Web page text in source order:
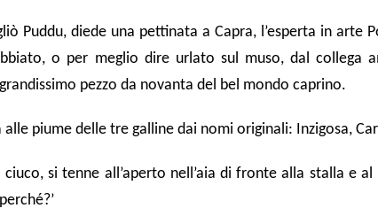
Puddu, diede una pettinata a Capra, l’esperta in arte
o per meglio dire urlato sul muso, dal collega
pezzo da novanta del bel mondo caprino.
piume delle tre galline dai nomi originali: Inzigosa,
si tenne all’aperto nell’aia di fronte alla stalla e